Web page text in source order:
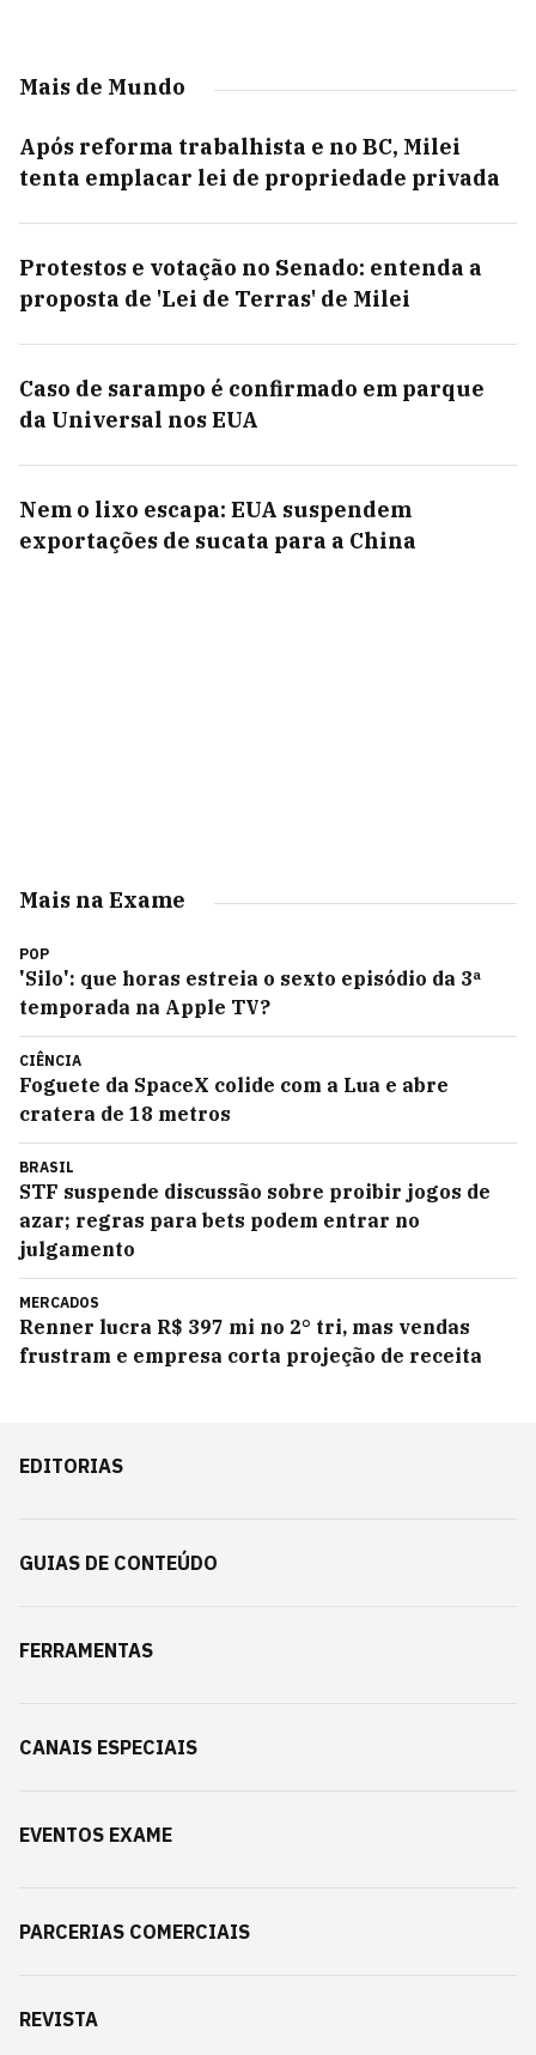
Mais de Mundo
Após reforma trabalhista e no BC, Milei
tenta emplacar lei de propriedade privada
Protestos e votação no Senado: entenda a
proposta de 'Lei de Terras' de Milei
Caso de sarampo é confirmado em parque
da Universal nos EUA
Nem o lixo escapa: EUA suspendem
exportações de sucata para a China
Mais na Exame
POP
'Silo': que horas estreia o sexto episódio da 3ª
temporada na Apple TV?
CIÊNCIA
Foguete da SpaceX colide com a Lua e abre
cratera de 18 metros
BRASIL
STF suspende discussão sobre proibir jogos de
azar; regras para bets podem entrar no
julgamento
MERCADOS
Renner lucra R$ 397 mi no 2° tri, mas vendas
frustram e empresa corta projeção de receita
EDITORIAS
GUIAS DE CONTEÚDO
FERRAMENTAS
CANAIS ESPECIAIS
EVENTOS EXAME
PARCERIAS COMERCIAIS
REVISTA